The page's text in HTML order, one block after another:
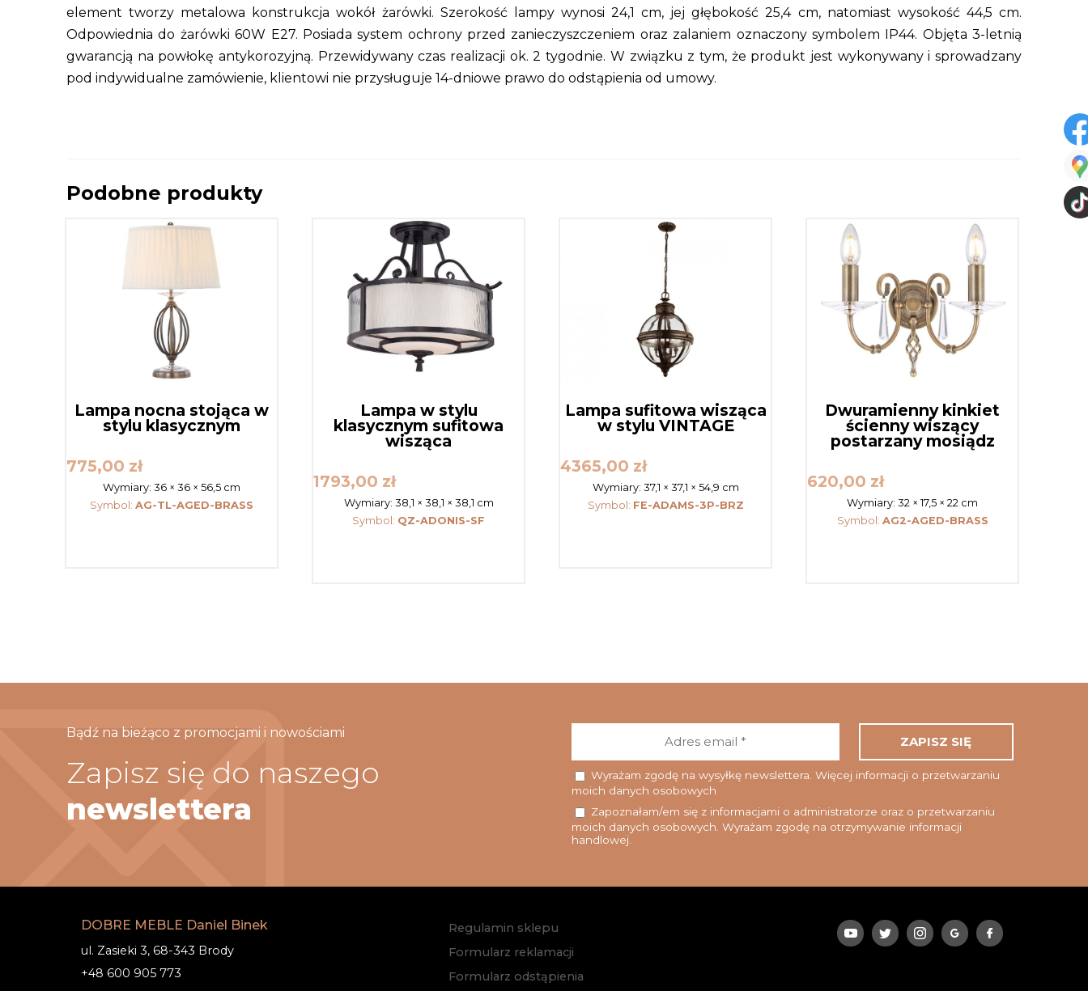
element tworzy metalowa konstrukcja wokół żarówki. Szerokość lampy wynosi 24,1 cm, jej głębokość 25,4 cm, natomiast wysokość 44,5 cm.
Odpowiednia do żarówki 60W E27. Posiada system ochrony przed zanieczyszczeniem oraz zalaniem oznaczony symbolem IP44. Objęta 3-letnią
gwarancją na powłokę antykorozyjną. Przewidywany czas realizacji ok. 2 tygodnie. W związku z tym, że produkt jest wykonywany i sprowadzany
pod indywidualne zamówienie, klientowi nie przysługuje 14-dniowe prawo do odstąpienia od umowy.
Podobne produkty
Lampa nocna stojąca w
stylu klasycznym
775,00 zł
Wymiary:36 × 36 × 56,5 cm
Symbol:AG-TL-AGED-BRASS
Lampa w stylu
klasycznym sufitowa
wisząca
1793,00 zł
Wymiary: 38,1 × 38,1 × 38,1 cm
Symbol: QZ-ADONIS-SF
Lampa sufitowa wisząca
w stylu VINTAGE
4365,00 zł
Wymiary: 37,1 × 37,1 × 54,9 cm
Symbol: FE-ADAMS-3P-BRZ
Dwuramienny kinkiet
ścienny wiszący
postarzany mosiądz
620,00 zł
Wymiary:32 × 17,5 × 22 cm
Symbol: AG2-AGED-BRASS
Bądź na bieżąco z promocjami i nowościami
Zapisz się do naszego
newslettera
Adres
*
Wyrażam zgodę na wysyłkę newslettera. Więcej informacji o przetwarzaniu
moich danych osobowych
Zapoznałam/em się z informacjami o administratorze oraz o przetwarzaniu
moich danych osobowych. Wyrażam zgodę na otrzymywanie informacji
handlowej.
DOBRE MEBLE Daniel Binek
ul. Zasieki 3, 68-343 Brody
+48 600 905 773
Regulamin sklepu
Formularz reklamacji
Formularz odstąpienia